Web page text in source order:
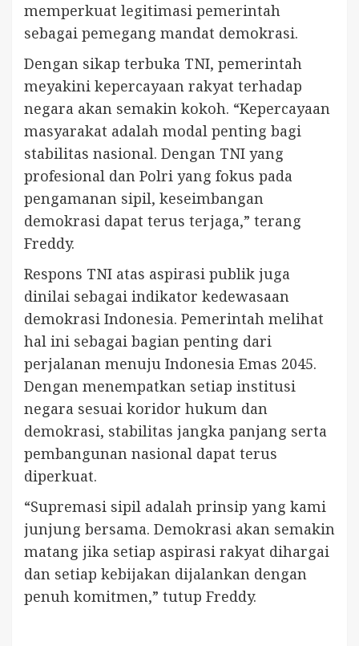
memperkuat legitimasi pemerintah
sebagai pemegang mandat demokrasi.
Dengan sikap terbuka TNI, pemerintah
meyakini kepercayaan rakyat terhadap
negara akan semakin kokoh. “Kepercayaan
masyarakat adalah modal penting bagi
stabilitas nasional. Dengan TNI yang
profesional dan Polri yang fokus pada
pengamanan sipil, keseimbangan
demokrasi dapat terus terjaga,” terang
Freddy.
Respons TNI atas aspirasi publik juga
dinilai sebagai indikator kedewasaan
demokrasi Indonesia. Pemerintah melihat
hal ini sebagai bagian penting dari
perjalanan menuju Indonesia Emas 2045.
Dengan menempatkan setiap institusi
negara sesuai koridor hukum dan
demokrasi, stabilitas jangka panjang serta
pembangunan nasional dapat terus
diperkuat.
“Supremasi sipil adalah prinsip yang kami
junjung bersama. Demokrasi akan semakin
matang jika setiap aspirasi rakyat dihargai
dan setiap kebijakan dijalankan dengan
penuh komitmen,” tutup Freddy.